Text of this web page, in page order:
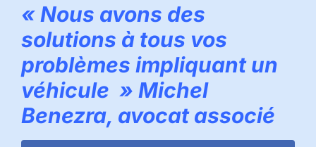
« Nous avons des
solutions à tous vos
problèmes impliquant un
véhicule » Michel
Benezra, avocat associé